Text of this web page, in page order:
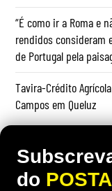
“É como ir a Roma e
rendidos consideram
de Portugal pela
Tavira-Crédito
Campos em Queluz
do